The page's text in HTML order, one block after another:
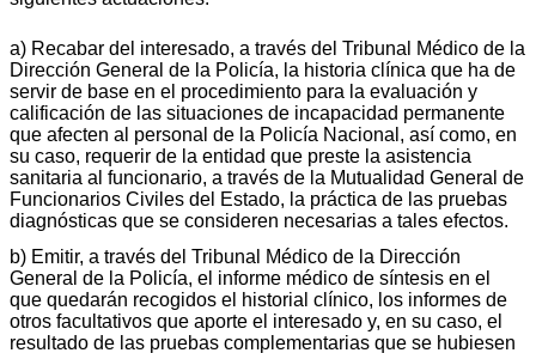
a) Recabar del interesado, a través del Tribunal Médico de la
Dirección General de la Policía, la historia clínica que ha de
servir de base en el procedimiento para la evaluación y
calificación de las situaciones de incapacidad permanente
que afecten al personal de la Policía Nacional, así como, en
su caso, requerir de la entidad que preste la asistencia
sanitaria al funcionario, a través de la Mutualidad General de
Funcionarios Civiles del Estado, la práctica de las pruebas
diagnósticas que se consideren necesarias a tales efectos.
b) Emitir, a través del Tribunal Médico de la Dirección
General de la Policía, el informe médico de síntesis en el
que quedarán recogidos el historial clínico, los informes de
otros facultativos que aporte el interesado y, en su caso, el
resultado de las pruebas complementarias que se hubiesen